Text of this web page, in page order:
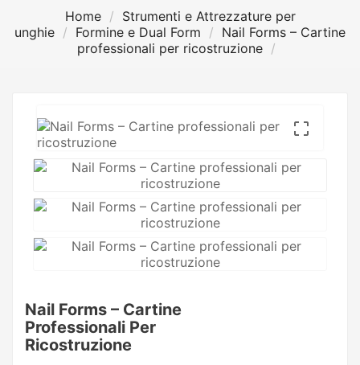
Home
Strumenti e Attrezzature per
unghie
Formine e Dual Form
Nail Forms – Cartine
professionali per ricostruzione

Nail Forms – Cartine
Professionali Per
Ricostruzione